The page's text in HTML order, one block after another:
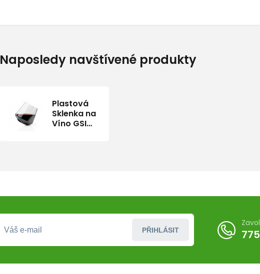
Naposledy navštívené produkty
Plastová
Sklenka na
Víno GSI
PŘIHLÁSIT